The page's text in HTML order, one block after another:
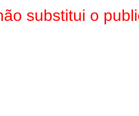
substitui o